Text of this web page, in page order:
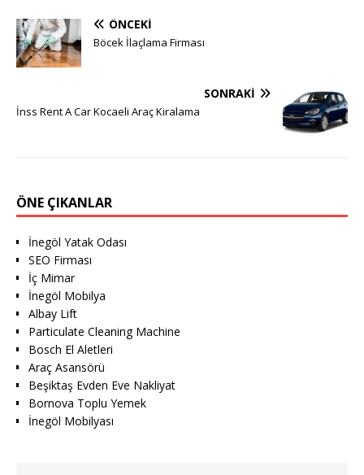
ÖNCEKI
Böcek İlaçlama Firması
SONRAKI
İnss Rent A Car Kocaeli Araç Kiralama
ÖNE ÇIKANLAR
İnegöl Yatak Odası
SEO Firması
İç Mimar
İnegöl Mobilya
Albay Lift
Particulate Cleaning Machine
Bosch El Aletleri
Araç Asansörü
Beşiktaş Evden Eve Nakliyat
Bornova Toplu Yemek
İnegöl Mobilyası